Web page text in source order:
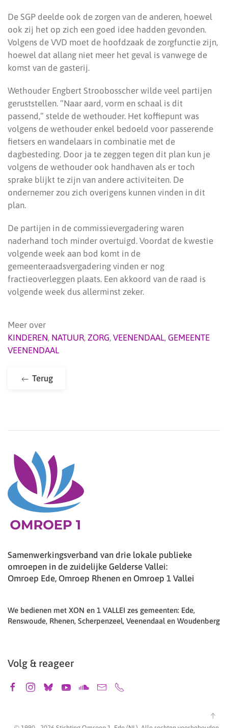
De SGP deelde ook de zorgen van de anderen, hoewel
ook zij het op zich een goed idee hadden gevonden.
Volgens de VVD moet de hoofdzaak de zorgfunctie zijn,
hoewel dat allang niet meer het geval is vanwege de
komst van de gasterij.
Wethouder Engbert Stroobosscher wilde veel partijen
geruststellen. “Naar aard, vorm en schaal is dit
passend,” stelde de wethouder. Het koffiepunt was
volgens de wethouder enkel bedoeld voor passerende
fietsers en wandelaars in combinatie met de
dagbesteding. Door ja te zeggen tegen dit plan kun je
volgens de wethouder ook handhaven als er toch
sprake blijkt te zijn van andere activiteiten. De
ondernemer zou zich overigens kunnen vinden in dit
plan.
De partijen in de commissievergadering waren
naderhand toch minder overtuigd. Voordat de kwestie
volgende week aan bod komt in de
gemeenteraadsvergadering vinden er nog
fractieoverleggen plaats. Een akkoord van de raad is
volgende week dus allerminst zeker.
Meer over
KINDEREN, NATUUR, ZORG, VEENENDAAL, GEMEENTE
VEENENDAAL
Terug
Samenwerkingsverband van drie lokale publieke
omroepen in de zuidelijke Gelderse Vallei:
Omroep Ede, Omroep Rhenen en Omroep 1 Vallei
We bedienen met XON en 1 VALLEI zes gemeenten: Ede,
Renswoude, Rhenen, Scherpenzeel, Veenendaal en Woudenberg
Volg & reageer